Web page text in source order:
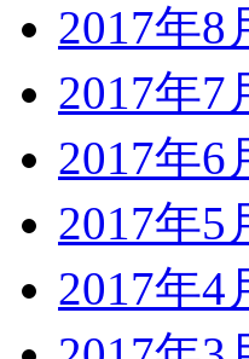
2017年8
2017年7
2017年6
2017年5
2017年4